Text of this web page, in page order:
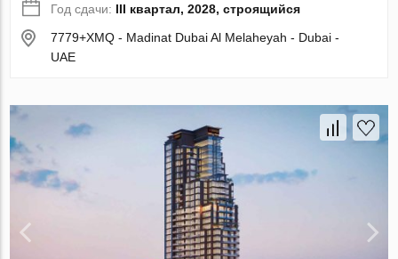
Год сдачи: III квартал, 2028, строящийся
7779+XMQ - Madinat Dubai Al Melaheyah - Dubai -
UAE